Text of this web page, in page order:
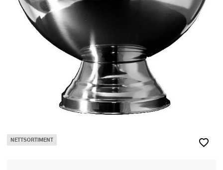
NETTSORTIMENT